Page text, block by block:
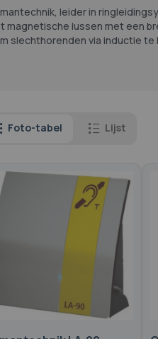
leider in
lussen met een
slechthorenden via inductie te
Foto-tabel Lijst